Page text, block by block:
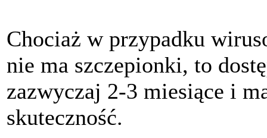
Chociaż w przypadku
nie ma szczepionki, to
zazwyczaj 2-3 miesiące i
skuteczność.